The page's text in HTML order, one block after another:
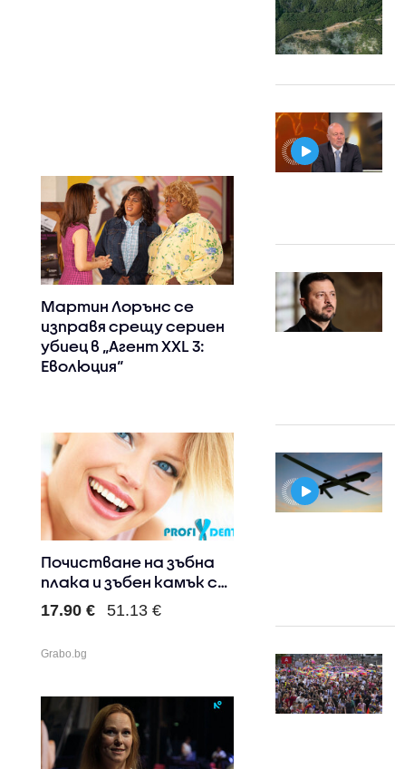
Мартин Лорънс се
изправя срещу сериен
убиец в „Агент XXL 3:
Еволюция“
Почистване на зъбна
плака и зъбен камък с
ул..
17.90 € 51.13 €
Grabo.bg